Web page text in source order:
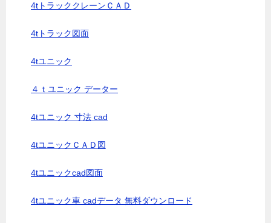
4tトラッククレーンＣＡＤ
4tトラック図面
4tユニック
４ｔユニック データー
4tユニック 寸法 cad
4tユニックＣＡＤ図
4tユニックcad図面
4tユニック車 cadデータ 無料ダウンロード